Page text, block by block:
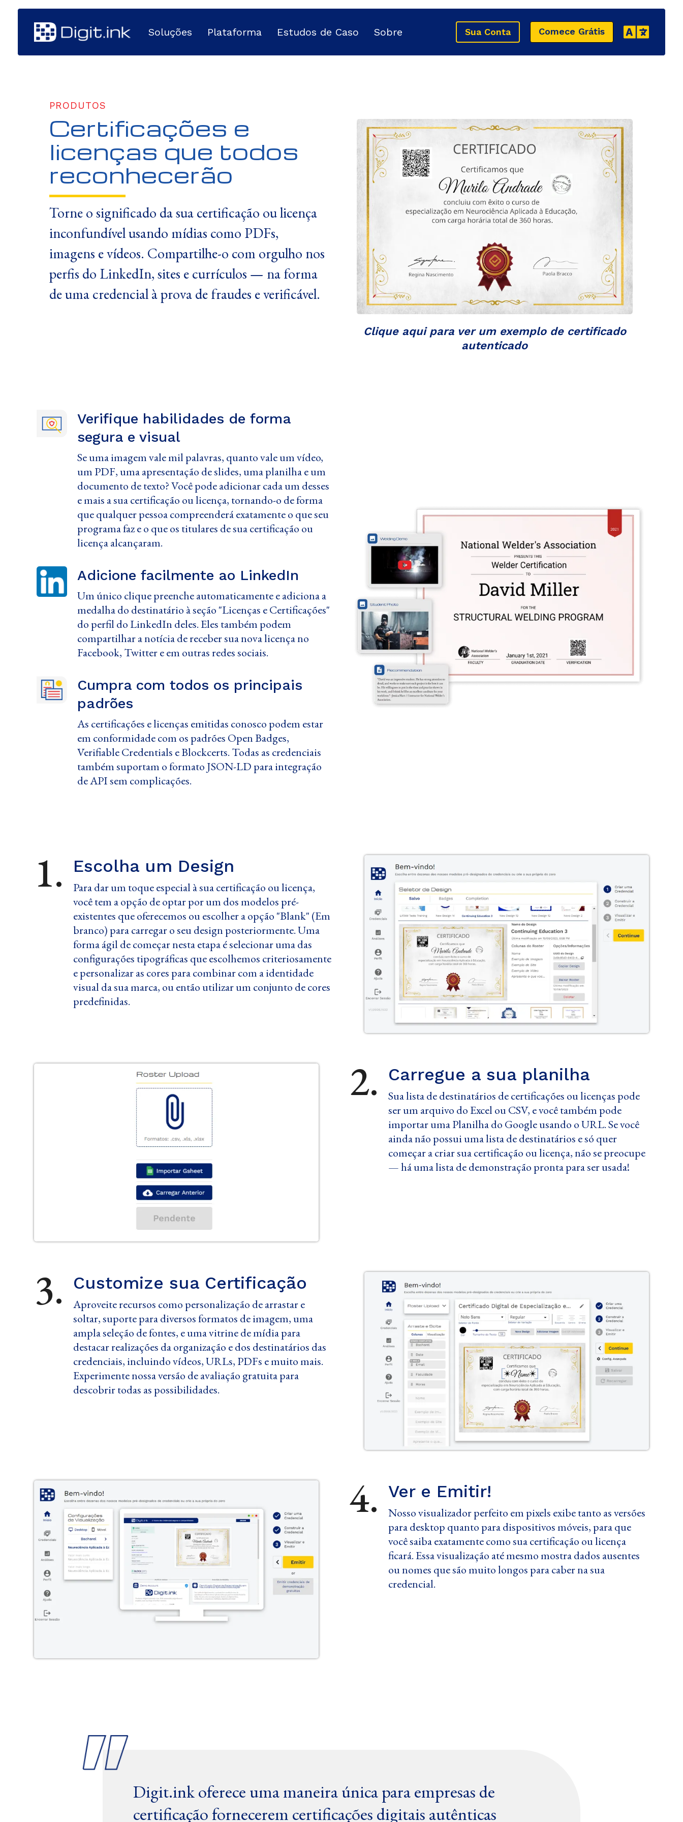
Soluções Plataforma Estudos de Caso Sobre Sua Conta Comece Grátis
PRODUTOS
Certificações e
licenças que todos
reconhecerão
Torne o significado da sua certificação ou licença
inconfundível usando mídias como PDFs,
imagens e vídeos. Compartilhe-o com orgulho nos
perfis do LinkedIn, sites e currículos — na forma
de uma credencial à prova de fraudes e verificável.
Clique aqui para ver um exemplo de certificado
autenticado
Verifique habilidades de forma
segura e visual
Se uma imagem vale mil palavras, quanto vale um vídeo,
um PDF, uma apresentação de slides, uma planilha e um
documento de texto? Você pode adicionar cada um desses
e mais a sua certificação ou licença, tornando-o de forma
que qualquer pessoa compreenderá exatamente o que seu
programa faz e o que os titulares de sua certificação ou
licença alcançaram.
Adicione facilmente ao LinkedIn
Um único clique preenche automaticamente e adiciona a
medalha do destinatário à seção "Licenças e Certificações"
do perfil do LinkedIn deles. Eles também podem
compartilhar a notícia de receber sua nova licença no
Facebook, Twitter e em outras redes sociais.
Cumpra com todos os principais
padrões
As certificações e licenças emitidas conosco podem estar
em conformidade com os padrões Open Badges,
Verifiable Credentials e Blockcerts. Todas as credenciais
também suportam o formato JSON-LD para integração
de API sem complicações.
1. Escolha um Design
Para dar um toque especial à sua certificação ou licença,
você tem a opção de optar por um dos modelos pré-
existentes que oferecemos ou escolher a opção "Blank" (Em
branco) para carregar o seu design posteriormente. Uma
forma ágil de começar nesta etapa é selecionar uma das
configurações tipográficas que escolhemos criteriosamente
e personalizar as cores para combinar com a identidade
visual da sua marca, ou então utilizar um conjunto de cores
predefinidas.
2. Carregue a sua planilha
Sua lista de destinatários de certificações ou licenças pode
ser um arquivo do Excel ou CSV, e você também pode
importar uma Planilha do Google usando o URL. Se você
ainda não possui uma lista de destinatários e só quer
começar a criar sua certificação ou licença, não se preocupe
— há uma lista de demonstração pronta para ser usada!
3. Customize sua Certificação
Aproveite recursos como personalização de arrastar e
soltar, suporte para diversos formatos de imagem, uma
ampla seleção de fontes, e uma vitrine de mídia para
destacar realizações da organização e dos destinatários das
credenciais, incluindo vídeos, URLs, PDFs e muito mais.
Experimente nossa versão de avaliação gratuita para
descobrir todas as possibilidades.
4. Ver e Emitir!
Nosso visualizador perfeito em pixels exibe tanto as versões
para desktop quanto para dispositivos móveis, para que
você saiba exatamente como sua certificação ou licença
ficará. Essa visualização até mesmo mostra dados ausentes
ou nomes que são muito longos para caber na sua
credencial.
Digit.ink oferece uma maneira única para empresas de
certificação fornecerem certificações digitais autênticas